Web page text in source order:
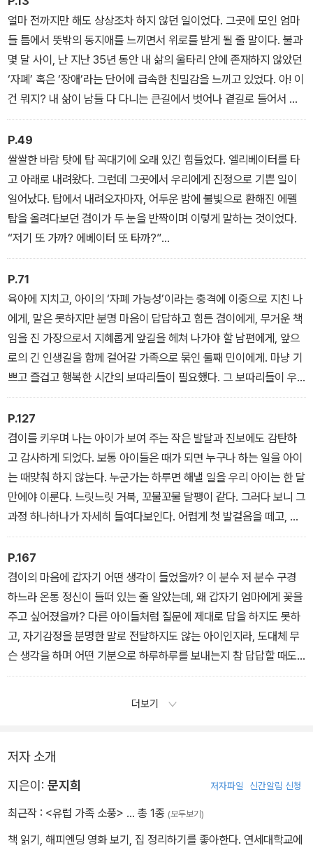
이 책은 아이가 발달 장애를 겪게 된 후, 가족이 함께 회복되고 성숙해
가는 과정을 여행이라는 시간을 통해 담았다. 그 여행은 마치 가족이
쉬어 갈 때마다 꺼내어 볼 선물을 찾아 떠난 아주 특별한 소풍과도 같
다.
얼마 전까지만 해도 상상조차 하지 않던 일이었다. 그곳에 모인 엄마
들 틈에서 뜻밖의 동지애를 느끼면서 위로를 받게 될 줄 말이다. 불과
몇 달 사이, 난 지난 35년 동안 내 삶의 울타리 안에 존재하지 않았던
‘자폐’ 혹은 ‘장애’라는 단어에 급속한 친밀감을 느끼고 있었다. 아! 이
건 뭐지? 내 삶이 남들 다 다니는 큰길에서 벗어나 곁길로 들어서 버
린 듯한 이 느낌은? 멈출 수도 없고 되돌아갈 수도 없는데, 난 어쩌다
가 이 당혹스러운 꼬부랑길로 들어온 것일까? 이 길 끝에는 도대체
뭐가 있을까?
_ ‘동병상련’에서
P.49
쌀쌀한 바람 탓에 탑 꼭대기에 오래 있긴 힘들었다. 엘리베이터를 타
고 아래로 내려왔다. 그런데 그곳에서 우리에게 진정으로 기쁜 일이
일어났다. 탑에서 내려오자마자, 어두운 밤에 불빛으로 환해진 에펠
탑을 올려다보던 겸이가 두 눈을 반짝이며 이렇게 말하는 것이었다.
“저기 또 가까? 에베이터 또 타까?”
엘리베이터라는 발음이 안 돼서 ‘에베이터’라고 하긴 했지만, 먼저
“저기 또 갈까?”라고 ‘말을 했다’는 사실이 놀라웠다.
“여보, 지금 겸이가 한 말, 들었어요?”
“응, 저기 또 가자고 하네. 세상에! 이런 말한 거 처음 아니야?”
“겸이야, 저기 또 가고 싶어?”
“저기 또 가까? 에피타, 에피타.”
“그래, 겸이야! 우리 겸이, 진짜 좋았구나! 다음에 또 꼭 다시 가자.”
_ ‘첫 번째 소풍. 프랑스’에서
P.71
육아에 지치고, 아이의 ‘자폐 가능성’이라는 충격에 이중으로 지친 나
에게, 말은 못하지만 분명 마음이 답답하고 힘든 겸이에게, 무거운 책
임을 진 가장으로서 지혜롭게 앞길을 헤쳐 나가야 할 남편에게, 앞으
로의 긴 인생길을 함께 걸어갈 가족으로 묶인 둘째 민이에게. 마냥 기
쁘고 즐겁고 행복한 시간의 보따리들이 필요했다. 그 보따리들이 우
리의 모나고 뾰족해진 곳들을 감싸 주길 바랐다. 어긋나고 끊어진 마
음들을 이어주길 바랐다. 우리의 여행지들은 그 선물 보따리들을 장
만하러 떠난 장터에 다름 아니었다.
분수를 보며 아이가 자주 행복해해서 기뻤다. 사소한 놀이만으로도
자꾸 웃어서 좋았다. 작지만 폭신한 보따리들을 주섬주섬 챙겨 담으
면서, ‘떠나오길 잘했구나!’ 생각하는 날들이 쌓여 가고 있었다.
_ ‘첫 번째 소풍. 프랑스’에서
P.127
겸이를 키우며 나는 아이가 보여 주는 작은 발달과 진보에도 감탄하
고 감사하게 되었다. 보통 아이들은 때가 되면 누구나 하는 일을 아이
는 때맞춰 하지 않는다. 누군가는 하루면 해낼 일을 우리 아이는 한 달
만에야 이룬다. 느릿느릿 거북, 꼬물꼬물 달팽이 같다. 그러다 보니 그
과정 하나하나가 자세히 들여다보인다. 어렵게 첫 발걸음을 떼고, 때
로는 고비를 넘고 그러다가 마침내 정상에 오르는 과정들. 그 어느 것
하나 저절로 이루어지지 않는다는 걸 알게 된다.
_ 127쪽, ‘두 번째 소풍. 스위스’에서
P.167
겸이의 마음에 갑자기 어떤 생각이 들었을까? 이 분수 저 분수 구경
하느라 온통 정신이 들떠 있는 줄 알았는데, 왜 갑자기 엄마에게 꽃을
주고 싶어졌을까? 다른 아이들처럼 질문에 제대로 답을 하지도 못하
고, 자기감정을 분명한 말로 전달하지도 않는 아이인지라, 도대체 무
슨 생각을 하며 어떤 기분으로 하루하루를 보내는지 참 답답할 때도
많았는데……. 겸이가 건네준 민들레꽃 한 송이는 이런 내 마음을 부
_ ‘세 번째 소풍. 독일’에서
더보기
저자 소개
지은이: 문지희 저자파일 신간알림 신청
최근작 : <유럽 가족 소풍> … 총 1종 (모두보기)
책 읽기, 해피엔딩 영화 보기, 집 정리하기를 좋아한다. 연세대학교에